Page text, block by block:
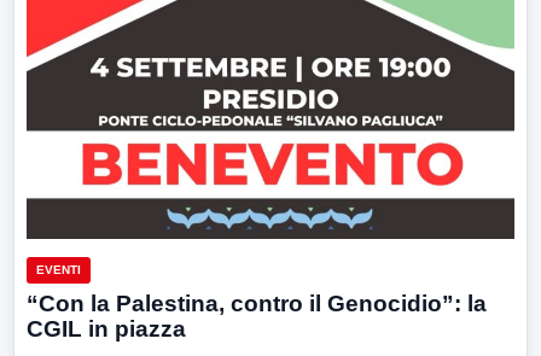
EVENTI
“Con la Palestina, contro il Genocidio”: la
CGIL in piazza